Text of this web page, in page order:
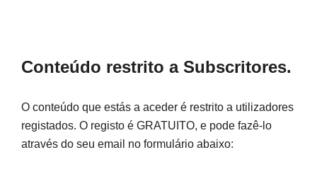
Conteúdo restrito a Subscritores.
O conteúdo que estás a aceder é restrito a utilizadores
registados. O registo é GRATUITO, e pode fazê-lo
através do seu email no formulário abaixo: